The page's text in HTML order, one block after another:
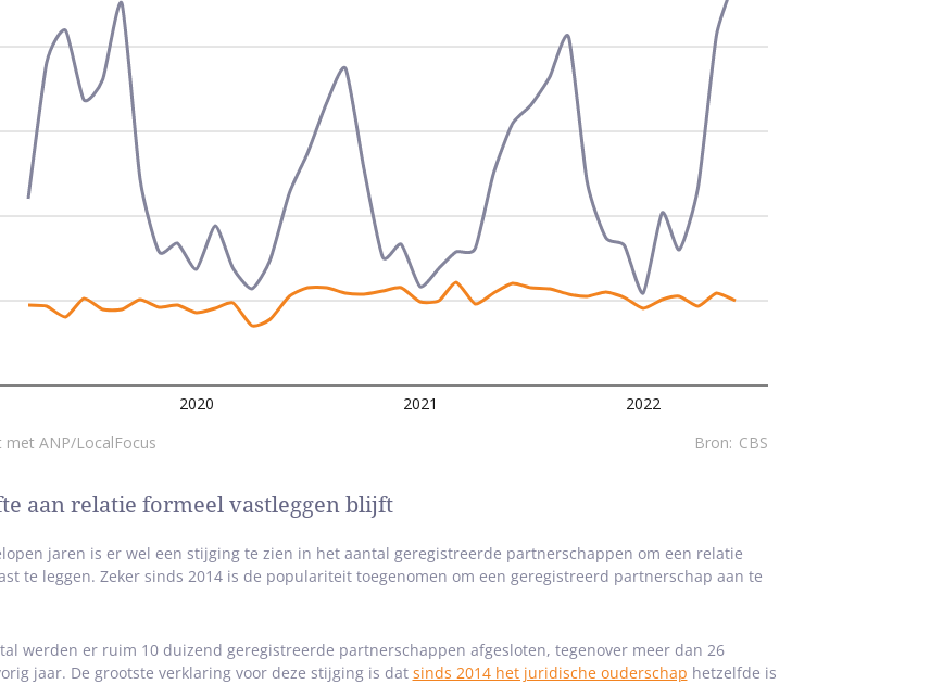
aan relatie formeel vastleggen blijft
jaren is er wel een stijging te zien in het aantal geregistreerde partnerschappen om een relatie
te leggen. Zeker sinds 2014 is de populariteit toegenomen om een geregistreerd partnerschap aan te
werden er ruim 10 duizend geregistreerde partnerschappen afgesloten, tegenover meer dan 26
jaar. De grootste verklaring voor deze stijging is dat sinds 2014 het juridische ouderschap hetzelfde is